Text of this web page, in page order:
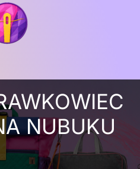
NUBUKU